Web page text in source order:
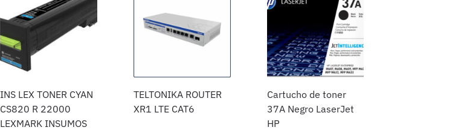
INS LEX TONER CYAN
CS820 R 22000
LEXMARK INSUMOS
TELTONIKA ROUTER
XR1 LTE CAT6
Cartucho de toner
37A Negro LaserJet
HP